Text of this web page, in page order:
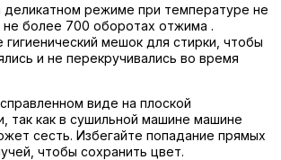
деликатном режиме при температуре не
не более 700 оборотах отжима .
гигиенический мешок для стирки, чтобы
и не перекручивались во время
виде на плоской
так как в сушильной машине машине
сесть. Избегайте попадание прямых
чтобы сохранить цвет.